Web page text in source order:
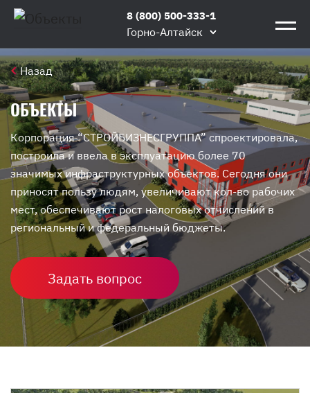
8 (800) 500-333-1
Горно-Алтайск
Назад
ОБЪЕКТЫ
Корпорация “СТРОЙБИЗНЕСГРУППА” спроектировала,
построила и ввела в эксплуатацию более 70
значимых инфраструктурных объектов. Сегодня они
приносят пользу людям, увеличивают кол-во рабочих
мест, обеспечивают рост налоговых отчислений в
региональный и федеральный бюджеты.
Задать вопрос